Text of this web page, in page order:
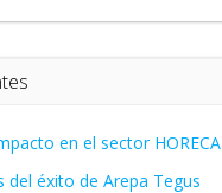
en el sector HORECA
del éxito de Arepa Tegus